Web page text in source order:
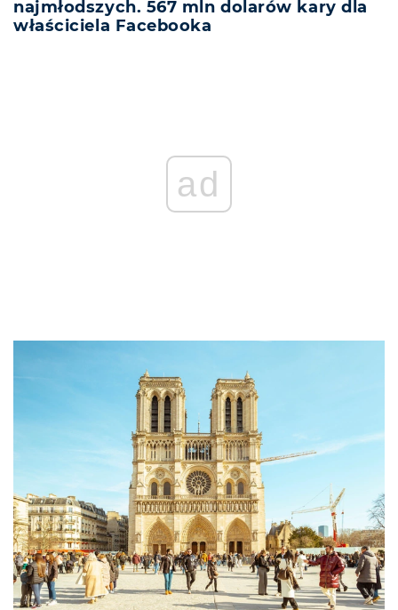
najmłodszych. 567 mln dolarów kary dla
właściciela Facebooka
ad